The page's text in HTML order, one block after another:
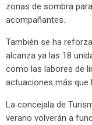
zonas de sombra
acompañantes.
También se ha
alcanza ya las 18
como las labores de
actuaciones más que
La concejala de
verano volverán a